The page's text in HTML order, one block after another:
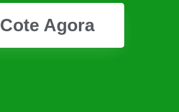
Cote Agora